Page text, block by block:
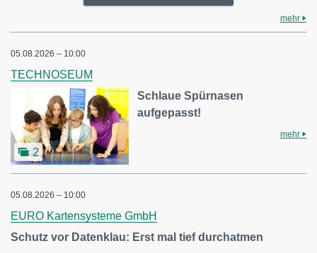
mehr
05.08.2026 – 10:00
TECHNOSEUM
2
Schlaue Spürnasen
aufgepasst!
mehr
05.08.2026 – 10:00
EURO Kartensysteme GmbH
Schutz vor Datenklau: Erst mal tief durchatmen